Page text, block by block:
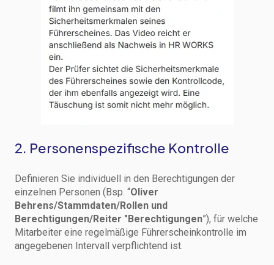
2. Personenspezifische Kontrolle
Definieren Sie individuell in den Berechtigungen der
einzelnen Personen (Bsp. “Oliver
Behrens/Stammdaten/Rollen und
Berechtigungen/Reiter "Berechtigungen”), für welche
Mitarbeiter eine regelmäßige Führerscheinkontrolle im
angegebenen Intervall verpflichtend ist.